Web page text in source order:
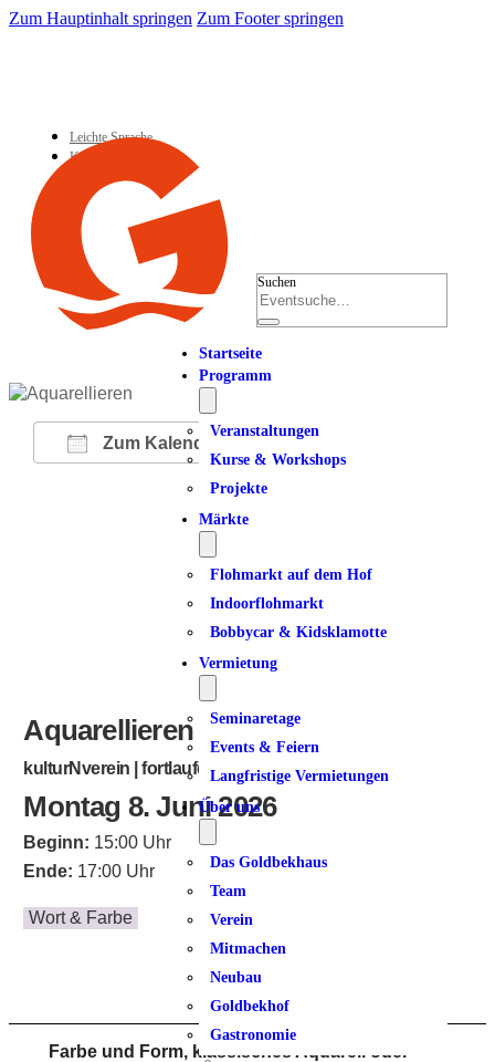
Zum Hauptinhalt springen Zum Footer springen
Leichte Sprache
Kontakt
Suchen
Startseite
Programm
Veranstaltungen
Kurse & Workshops
Projekte
Märkte
Flohmarkt auf dem Hof
Indoorflohmarkt
Bobbycar & Kidsklamotte
Vermietung
Seminaretage
Events & Feiern
Langfristige Vermietungen
Über uns
Das Goldbekhaus
Team
Verein
Mitmachen
Neubau
Goldbekhof
Gastronomie
Zum Kalender hinzufügen
ICS herunterladen
Google Kalender
iCalendarOffice 365
Aquarellieren
kulturNverein | fortlaufend
Montag 8. Juni 2026
Beginn: 15:00 Uhr
Ende: 17:00 Uhr
Wort & Farbe
Farbe und Form, klassisches Aquarell oder